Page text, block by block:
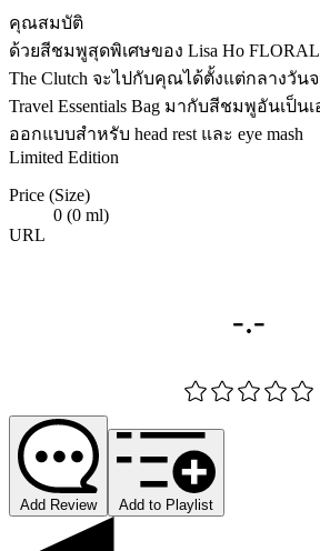
คุณสมบัติ
ด้วยสีชมพูสุดพิเศษของ Lisa Ho FLORAL
The Clutch จะไปกับคุณได้ตั้งแต่กลางวัน
Travel Essentials Bag มากับสีชมพูอันเป็
ออกแบบสำหรับ head rest และ eye mash
Limited Edition
Price (Size)
0 (0 ml)
URL
-.-
Add Review Add to Playlist